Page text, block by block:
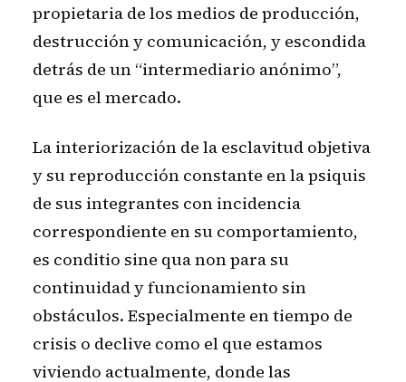
propietaria de los medios de producción,
destrucción y comunicación, y escondida
detrás de un “intermediario anónimo”,
que es el mercado.
La interiorización de la esclavitud objetiva
y su reproducción constante en la psiquis
de sus integrantes con incidencia
correspondiente en su comportamiento,
es conditio sine qua non para su
continuidad y funcionamiento sin
obstáculos. Especialmente en tiempo de
crisis o declive como el que estamos
viviendo actualmente, donde las